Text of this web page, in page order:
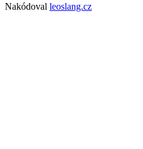
Nakódoval leoslang.cz